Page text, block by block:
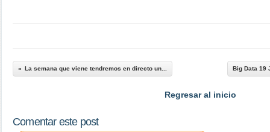
La semana que viene tendremos en directo un... Big Data 19
Regresar al inicio
Comentar este post